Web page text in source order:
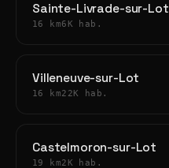
Sainte-Livrade-sur-Lot
16 km6K hab.
Villeneuve-sur-Lot
16 km22K hab.
Castelmoron-sur-Lot
19 km2K hab.